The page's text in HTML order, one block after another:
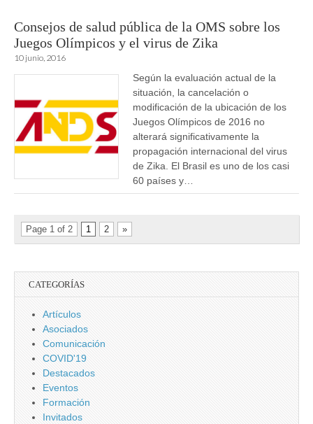
Consejos de salud pública de la OMS sobre los
Juegos Olímpicos y el virus de Zika
10 junio, 2016
Según la evaluación actual de la
situación, la cancelación o
modificación de la ubicación de los
Juegos Olímpicos de 2016 no
alterará significativamente la
propagación internacional del virus
de Zika. El Brasil es uno de los casi
60 países y…
Page 1 of 2 1 2 »
CATEGORÍAS
Artículos
Asociados
Comunicación
COVID'19
Destacados
Eventos
Formación
Invitados